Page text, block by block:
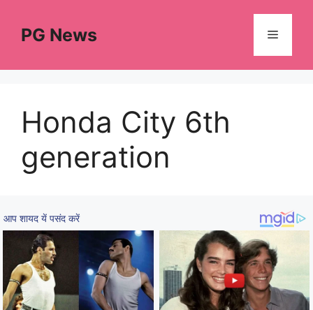
contentPG News Menu
Honda City 6th
generation